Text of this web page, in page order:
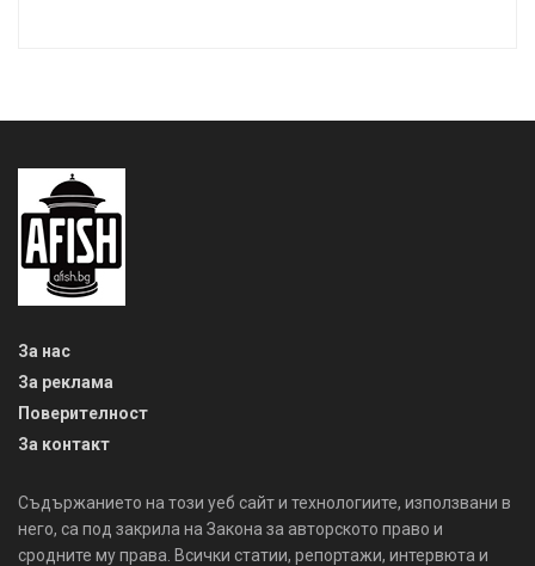
За нас
За реклама
Поверителност
За контакт
Съдържанието на този уеб сайт и технологиите, използвани в
него, са под закрила на Закона за авторското право и
сродните му права. Всички статии, репортажи, интервюта и